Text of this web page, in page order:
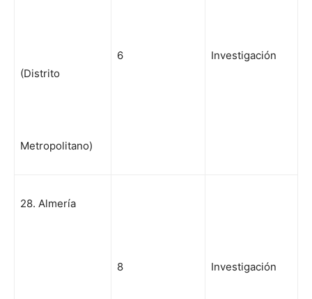
(Distrito
Metropolitano)
6 Investigación
28. Almería
8 Investigación